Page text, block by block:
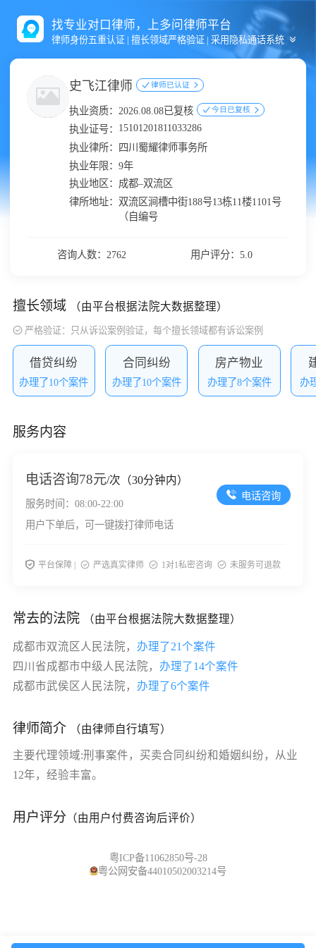
找专业对口律师，上多问律师平台
律师身份五重认证 | 擅长领域严格验证 | 采用隐私通话系统
史飞江律师 律师已认证
执业资质： 2026.08.08已复核 今日已复核
执业证号： 15101201811033286
执业律所：
四川蜀耀律师事务所
执业年限： 9年
执业地区： 成都–双流区
律所地址： 双流区涧槽中街188号13栋11楼1101号
（自编号
咨询人数：2762 用户评分：5.0
擅长领域 （由平台根据法院大数据整理）
严格验证：只从诉讼案例验证，每个擅长领域都有诉讼案例
借贷纠纷
办理了10个案件
合同纠纷
办理了10个案件
房产物业
办理了8个案件 办
服务内容
电话咨询78元/次（30分钟内）
服务时间：08:00-22:00
用户下单后，可一键拨打律师电话
平台保障 | 严选真实律师 1对1私密咨询 未服务可退款
电话咨询
常去的法院 （由平台根据法院大数据整理）
成都市双流区人民法院， 办理了21个案件
四川省成都市中级人民法院， 办理了14个案件
成都市武侯区人民法院， 办理了6个案件
律师简介 （由律师自行填写）
主要代理领域:刑事案件，买卖合同纠纷和婚姻纠纷，从业
12年，经验丰富。
用户评分 （由用户付费咨询后评价）
粤ICP备11062850号-28
粤公网安备44010502003214号